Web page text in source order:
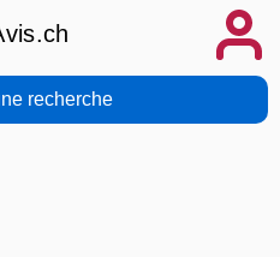
recherche